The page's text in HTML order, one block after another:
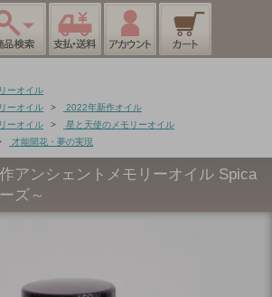
ーオイル
ーオイル >
2022年新作オイル
ーオイル >
星と天使のメモリーオイル
才能開花・夢の実現
アンシェントメモリーオイル Spica
ズ～